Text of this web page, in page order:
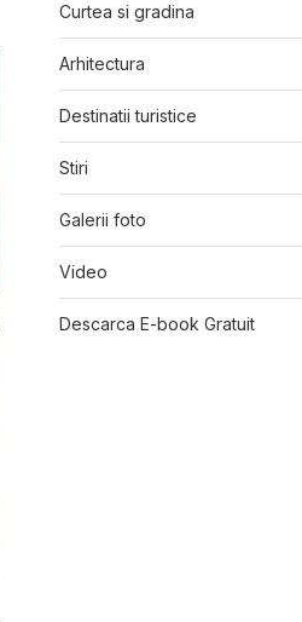
Curtea si gradina
Arhitectura
Destinatii turistice
Stiri
Galerii foto
Video
Descarca E-book Gratuit